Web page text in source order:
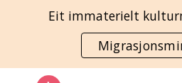
Eit immaterielt